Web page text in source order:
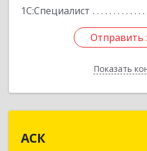
1С:Специалист
Отправить
Показать
Отправить
Назад
АСК